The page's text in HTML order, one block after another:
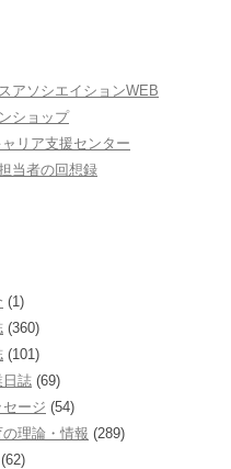
アソシエイションWEB
ショップ
リア支援センター
当者の回想録
(1)
(360)
(101)
日誌 (69)
ージ (54)
理論・情報 (289)
(62)